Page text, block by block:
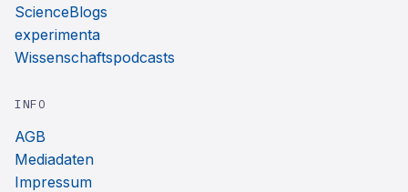
ScienceBlogs
experimenta
Wissenschaftspodcasts
INFO
AGB
Mediadaten
Impressum